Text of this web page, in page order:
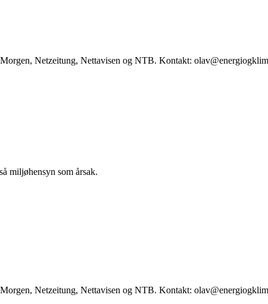
Netzeitung, Nettavisen og NTB. Kontakt:
miljøhensyn som årsak.
Netzeitung, Nettavisen og NTB. Kontakt: